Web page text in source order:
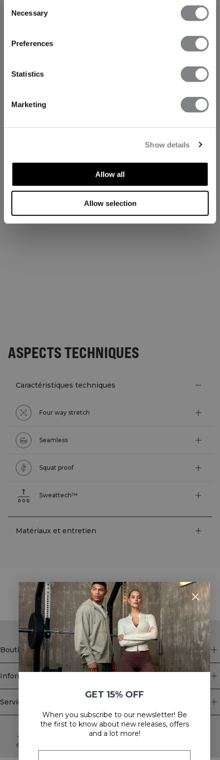
Selection
Necessary
Preferences
Statistics
Marketing
Show details
Allow all
Allow selection
ASPECTS TECHNIQUES
Caractéristiques techniques
Four way stretch
Seamless
Squat proof
Sweattech™
Matériaux et entretien
STYLE WITH
Boutique
Information
Service client
Newsletter
Abonnez-vous à notre newsletter! Recevez des offres
exclusives, nos dernières nouvelles et bien plus encore.
GET 15% OFF
When you subscribe to our newsletter! Be
the first to know about new releases, offers
and a lot more!